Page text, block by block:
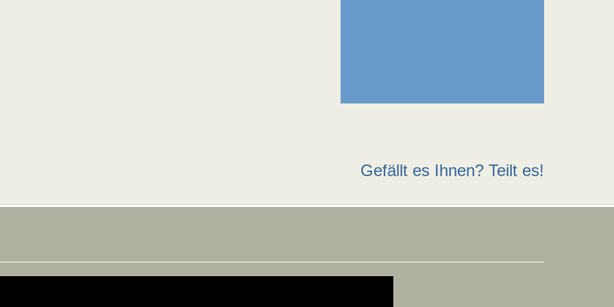
Gefällt es Ihnen? Teilt es!